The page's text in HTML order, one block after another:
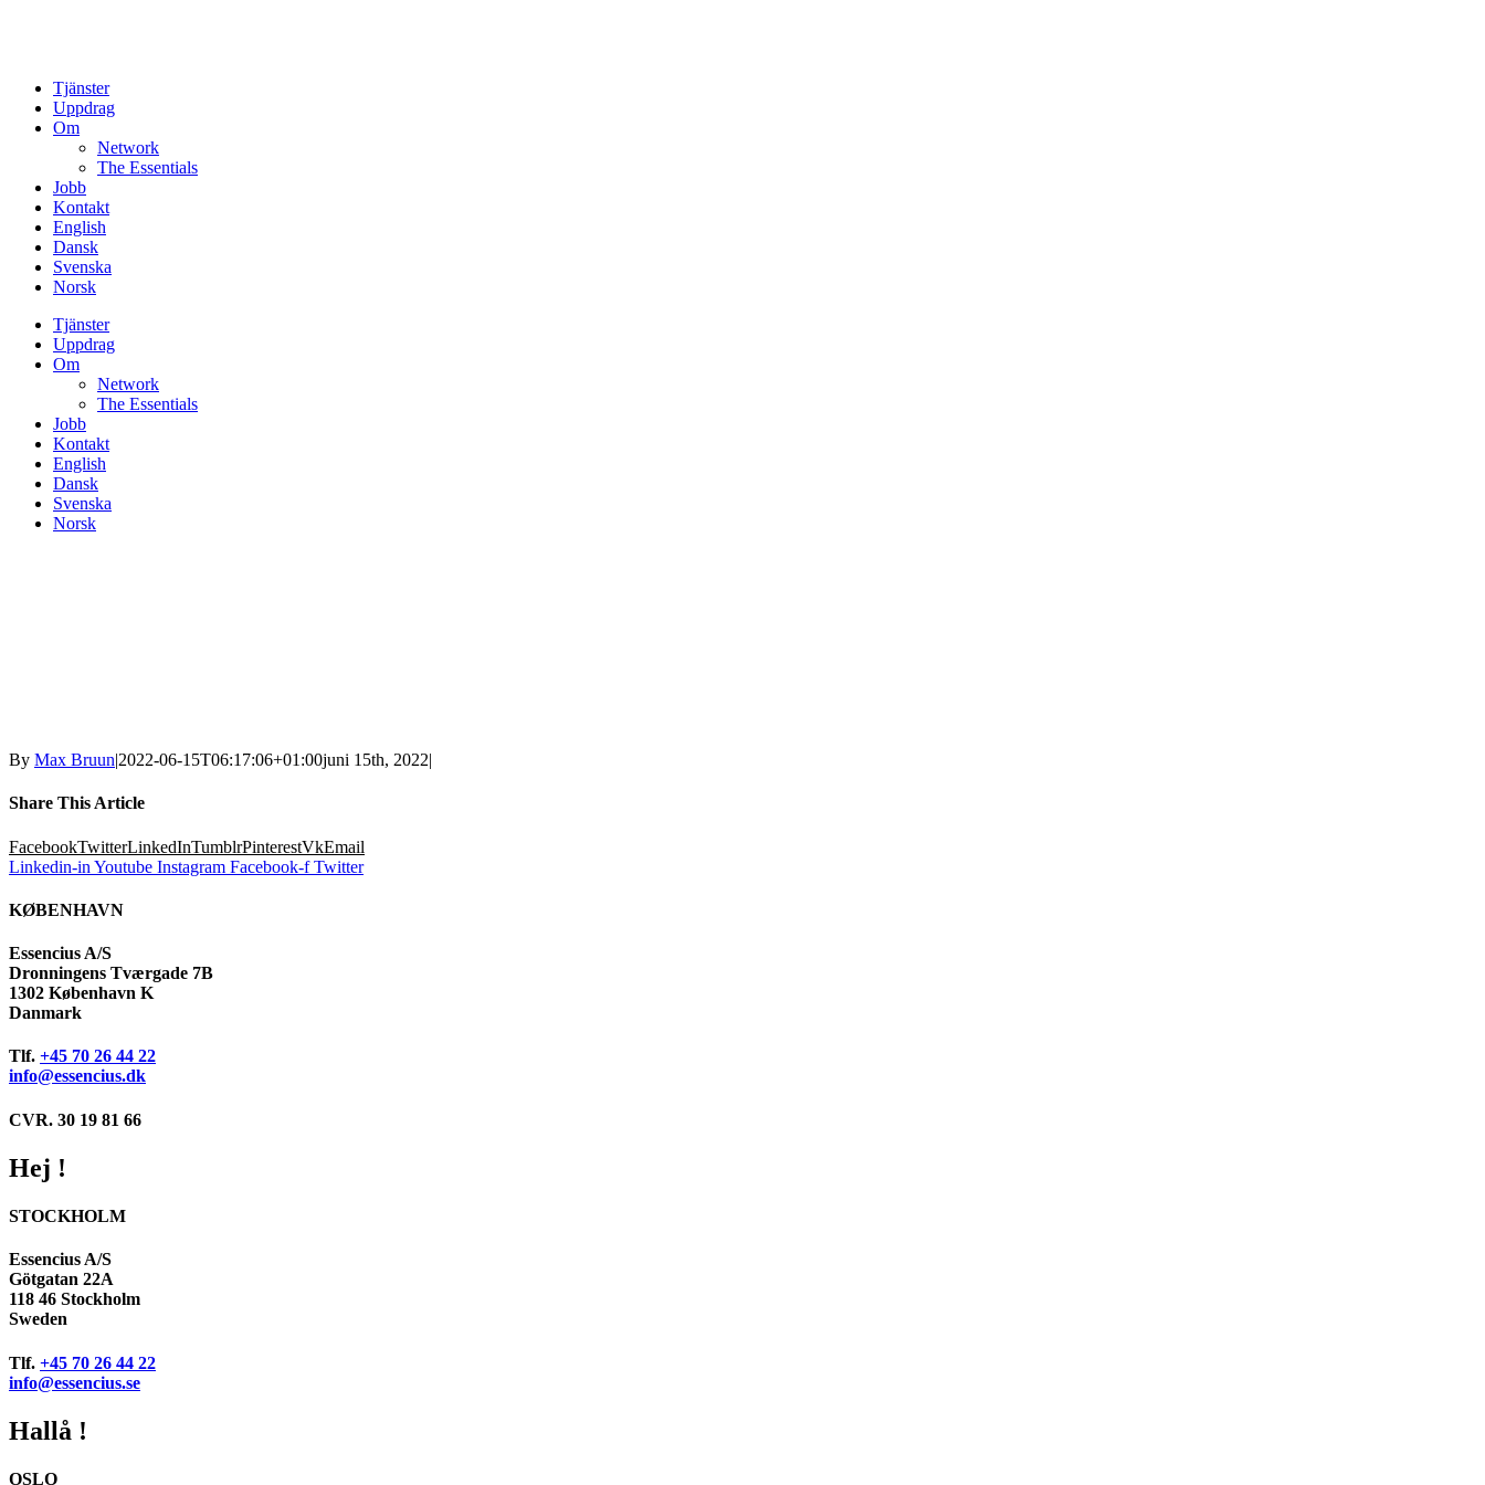
Tjänster
Uppdrag
Om
Network
The Essentials
Jobb
Kontakt
English
Dansk
Svenska
Norsk
Tjänster
Uppdrag
Om
Network
The Essentials
Jobb
Kontakt
English
Dansk
Svenska
Norsk
By Max Bruun|2022-06-15T06:17:06+01:00juni 15th, 2022|
Share This Article
FacebookTwitterLinkedInTumblrPinterestVkEmail
Linkedin-in Youtube Instagram Facebook-f Twitter
KØBENHAVN
Essencius A/S
Dronningens Tværgade 7B
1302 København K
Danmark
Tlf. +45 70 26 44 22
info@essencius.dk
CVR. 30 19 81 66
Hej !
STOCKHOLM
Essencius A/S
Götgatan 22A
118 46 Stockholm
Sweden
Tlf. +45 70 26 44 22
info@essencius.se
Hallå !
OSLO